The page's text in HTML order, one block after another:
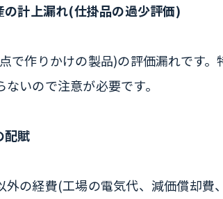
計上漏れ(仕掛品の過少評価)
で作りかけの製品)の評価漏れです
いので注意が必要です。
配賦
外の経費(工場の電気代、減価償却